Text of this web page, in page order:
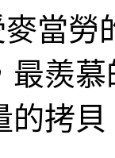
當勞
最羨
的拷